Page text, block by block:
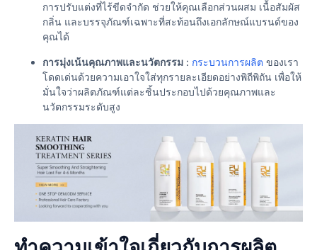
การปรับแต่งที่ไร้ขีดจำกัด ช่วยให้คุณเลือกส่วนผสม เนื้อสัมผัส
กลิ่น และบรรจุภัณฑ์เฉพาะที่สะท้อนถึงเอกลักษณ์แบรนด์ของ
คุณได้
การมุ่งเน้นคุณภาพและนวัตกรรม : กระบวนการผลิต ของเรา
โดดเด่นด้วยความเอาใจใส่ทุกรายละเอียดอย่างพิถีพิถัน เพื่อให้
มั่นใจว่าผลิตภัณฑ์แต่ละชิ้นประกอบไปด้วยคุณภาพและ
นวัตกรรมระดับสูง